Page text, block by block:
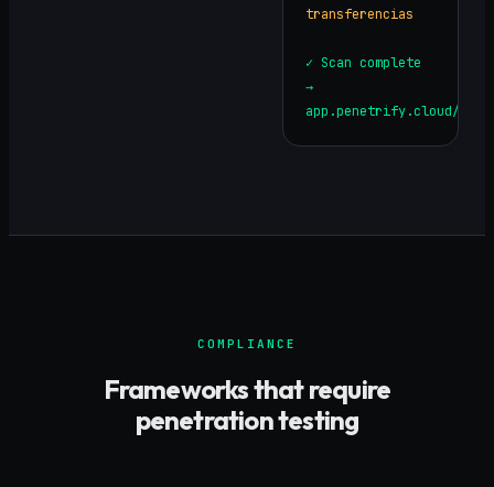
transferencias
✓ Scan complete
→
app.penetrify.cloud/
COMPLIANCE
Frameworks that require
penetration testing